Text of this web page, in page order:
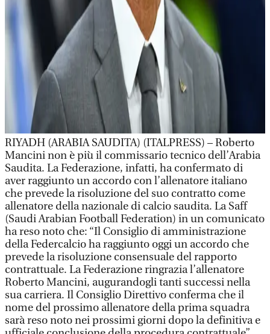
RIYADH (ARABIA SAUDITA) (ITALPRESS) – Roberto
Mancini non è più il commissario tecnico dell’Arabia
Saudita. La Federazione, infatti, ha confermato di
aver raggiunto un accordo con l’allenatore italiano
che prevede la risoluzione del suo contratto come
allenatore della nazionale di calcio saudita. La Saff
(Saudi Arabian Football Federation) in un comunicato
ha reso noto che: “Il Consiglio di amministrazione
della Federcalcio ha raggiunto oggi un accordo che
prevede la risoluzione consensuale del rapporto
contrattuale. La Federazione ringrazia l’allenatore
Roberto Mancini, augurandogli tanti successi nella
sua carriera. Il Consiglio Direttivo conferma che il
nome del prossimo allenatore della prima squadra
sarà reso noto nei prossimi giorni dopo la definitiva e